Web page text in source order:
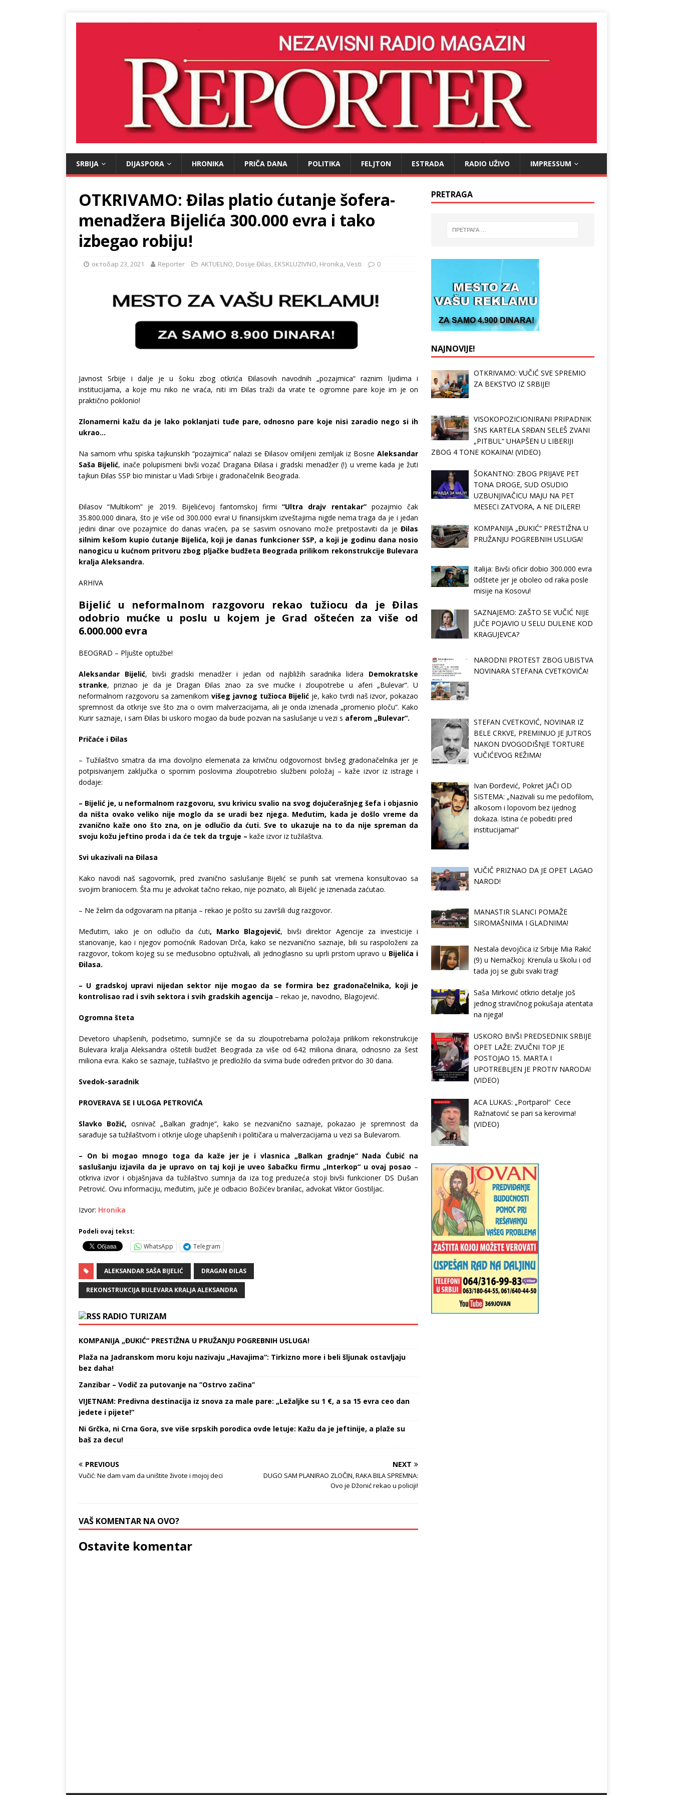
SRBIJA DIJASPORA HRONIKA PRIČA DANA POLITIKA FELJTON ESTRADA RADIO UŽIVO IMPRESSUM
OTKRIVAMO: Đilas platio ćutanje šofera-
menadžera Bijelića 300.000 evra i tako
izbegao robiju!
октобар 23, 2021 Reporter AKTUELNO, Dosije Đilas, EKSKLUZIVNO, Hronika,Vesti 0
Javnost Srbije i dalje je u šoku zbog otkrića Đilasovih navodnih „pozajmica“ raznim ljudima i
institucijama, a koje mu niko ne vraća, niti im Đilas traži da vrate te ogromne pare koje im je on
praktično poklonio!
Zlonamerni kažu da je lako poklanjati tuđe pare, odnosno pare koje nisi zaradio nego si ih
ukrao…
Na samom vrhu spiska tajkunskih “pozajmica” nalazi se Đilasov omiljeni zemljak iz BosneAleksandar
Saša Bijelić, inače polupismeni bivši vozač Dragana Đilasa i gradski menadžer (!) u vreme kada je žuti
tajkun Đilas SSP bio ministar u Vladi Srbije i gradonačelnik Beograda.
Đilasov “Multikom” je 2019. Bijelićevoj fantomskoj firmi“Ultra drajv rentakar”pozajmio čak
35.800.000 dinara, što je više od 300.000 evra! U finansijskim izveštajima nigde nema traga da je i jedan
jedini dinar ove pozajmice do danas vraćen, pa se sasvim osnovano može pretpostaviti da jeĐilas
silnim kešom kupio ćutanje Bijelića, koji je danas funkcioner SSP, a koji je godinu dana nosio
nanogicu u kućnom pritvoru zbog pljačke budžeta Beograda prilikom rekonstrukcije Bulevara
kralja Aleksandra.
ARHIVA
Bijelić u neformalnom razgovoru rekao tužiocu da je Đilas
odobrio mućke u poslu u kojem je Grad oštećen za više od
6.000.000 evra
BEOGRAD – Pljušte optužbe!
Aleksandar Bijelić, bivši gradski menadžer i jedan od najbližih saradnika lidera Demokratske
stranke, priznao je da je Dragan Đilas znao za sve mućke i zloupotrebe u aferi „Bulevar“. U
neformalnom razgovoru sa zamenikomvišeg javnog tužioca Bijelić je, kako tvrdi naš izvor, pokazao
spremnost da otkrije sve što zna o ovim malverzacijama, ali je onda iznenada „promenio ploču“. Kako
Kurir saznaje, i sam Đilas bi uskoro mogao da bude pozvan na saslušanje u vezi s aferom „Bulevar“.
Pričaće i Đilas
– Tužilaštvo smatra da ima dovoljno elemenata za krivičnu odgovornost bivšeg gradonačelnika jer je
potpisivanjem zaključka o spornim poslovima zloupotrebio službeni položaj – kaže izvor iz istrage i
dodaje:
– Bijelić je, u neformalnom razgovoru, svu krivicu svalio na svog dojučerašnjeg šefa i objasnio
da ništa ovako veliko nije moglo da se uradi bez njega. Međutim, kada je došlo vreme da
zvanično kaže ono što zna, on je odlučio da ćuti. Sve to ukazuje na to da nije spreman da
svoju kožu jeftino proda i da će tek da trguje – kaže izvor iz tužilaštva.
Svi ukazivali na Đilasa
Kako navodi naš sagovornik, pred zvanično saslušanje Bijelić se punih sat vremena konsultovao sa
svojim braniocem. Šta mu je advokat tačno rekao, nije poznato, ali Bijelić je iznenada zaćutao.
– Ne želim da odgovaram na pitanja – rekao je pošto su završili dug razgovor.
Međutim, iako je on odlučio da ćuti, Marko Blagojević, bivši direktor Agencije za investicije i
stanovanje, kao i njegov pomoćnik Radovan Drča, kako se nezvanično saznaje, bili su raspoloženi za
razgovor, tokom kojeg su se međusobno optuživali, ali jednoglasno su uprli prstom upravo u Bijelića i
Đilasa.
– U gradskoj upravi nijedan sektor nije mogao da se formira bez gradonačelnika, koji je
kontrolisao rad i svih sektora i svih gradskih agencija – rekao je, navodno, Blagojević.
Ogromna šteta
Devetoro uhapšenih, podsetimo, sumnjiče se da su zloupotrebama položaja prilikom rekonstrukcije
Bulevara kralja Aleksandra oštetili budžet Beograda za više od 642 miliona dinara, odnosno za šest
miliona evra. Kako se saznaje, tužilaštvo je predložilo da svima bude određen pritvor do 30 dana.
Svedok-saradnik
PROVERAVA SE I ULOGA PETROVIĆA
Slavko Božić, osnivač „Balkan gradnje“, kako se nezvanično saznaje, pokazao je spremnost da
sarađuje sa tužilaštvom i otkrije uloge uhapšenih i političara u malverzacijama u vezi sa Bulevarom.
– On bi mogao mnogo toga da kaže jer je i vlasnica „Balkan gradnje“ Nada Ćubić na
saslušanju izjavila da je upravo on taj koji je uveo šabačku firmu „Interkop“ u ovaj posao –
otkriva izvor i objašnjava da tužilaštvo sumnja da iza tog preduzeća stoji bivši funkcioner DS Dušan
Petrović. Ovu informaciju, međutim, juče je odbacio Božićev branilac, advokat Viktor Gostiljac.
Izvor: Hronika
Podeli ovaj tekst:
WhatsApp
Telegram
ALEKSANDAR SAŠA BIJELIĆ DRAGAN ĐILAS
REKONSTRUKCIJA BULEVARA KRALJA ALEKSANDRA
RADIO TURIZAM
KOMPANIJA „ĐUKIĆ“ PRESTIŽNA U PRUŽANJU POGREBNIH USLUGA!
Plaža na Jadranskom moru koju nazivaju „Havajima“: Tirkizno more i beli šljunak ostavljaju
bez daha!
Zanzibar – Vodič za putovanje na ’’Ostrvo začina’’
VIJETNAM: Predivna destinacija iz snova za male pare: „Ležaljke su 1 €, a sa 15 evra ceo dan
jedete i pijete!“
Ni Grčka, ni Crna Gora, sve više srpskih porodica ovde letuje: Kažu da je jeftinije, a plaže su
baš za decu!
PREVIOUS
Vučić: Ne dam vam da uništite živote i mojoj deci
NEXT
DUGO SAM PLANIRAO ZLOČIN, RAKA BILA SPREMNA:
Ovo je Džonić rekao u policiji!
VAŠ KOMENTAR NA OVO?
Ostavite komentar
PRETRAGA
NAJNOVIJE!
OTKRIVAMO: VUČIĆ SVE SPREMIO
ZA BEKSTVO IZ SRBIJE!
VISOKOPOZICIONIRANI PRIPADNIK
SNS KARTELA SRĐAN SELEŠ ZVANI
„PITBUL“ UHAPŠEN U LIBERIJI
ZBOG 4 TONE KOKAINA! (VIDEO)
ŠOKANTNO: ZBOG PRIJAVE PET
TONA DROGE, SUD OSUDIO
UZBUNJIVAČICU MAJU NA PET
MESECI ZATVORA, A NE DILERE!
KOMPANIJA „ĐUKIĆ“ PRESTIŽNA U
PRUŽANJU POGREBNIH USLUGA!
Italija: Bivši oficir dobio 300.000 evra
odštete jer je oboleo od raka posle
misije na Kosovu!
SAZNAJEMO: ZAŠTO SE VUČIĆ NIJE
JUČE POJAVIO U SELU DULENE KOD
KRAGUJEVCA?
NARODNI PROTEST ZBOG UBISTVA
NOVINARA STEFANA CVETKOVIĆA!
STEFAN CVETKOVIĆ, NOVINAR IZ
BELE CRKVE, PREMINUO JE JUTROS
NAKON DVOGODIŠNJE TORTURE
VUČIĆEVOG REŽIMA!
Ivan Đorđević, Pokret JAČI OD
SISTEMA: „Nazivali su me pedofilom,
alkosom i lopovom bez ijednog
dokaza. Istina će pobediti pred
institucijama!“
VUČIČ PRIZNAO DA JE OPET LAGAO
NAROD!
MANASTIR SLANCI POMAŽE
SIROMAŠNIMA I GLADNIMA!
Nestala devojčica iz Srbije Mia Rakić
(9) u Nemačkoj: Krenula u školu i od
tada joj se gubi svaki trag!
Saša Mirković otkrio detalje još
jednog stravičnog pokušaja atentata
na njega!
USKORO BIVŠI PREDSEDNIK SRBIJE
OPET LAŽE: ZVUČNI TOP JE
POSTOJAO 15. MARTA I
UPOTREBLJEN JE PROTIV NARODA!
(VIDEO)
ACA LUKAS: „Portparol“ Cece
Ražnatović se pari sa kerovima!
(VIDEO)